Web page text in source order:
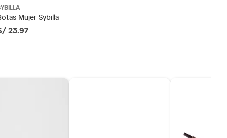
Mujer Sybilla
23.97